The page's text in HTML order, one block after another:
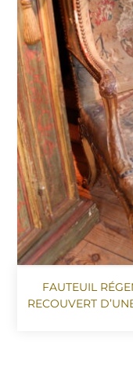
FAUTEUIL
RECOUVERT